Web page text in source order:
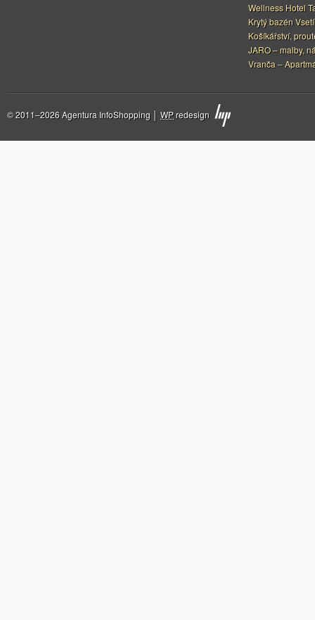
Wellness Hotel
Krytý bazén
Košíkářství,
JARO – malby,
Vranča –
© 2011–2026 Agentura InfoShopping │ WPredesign